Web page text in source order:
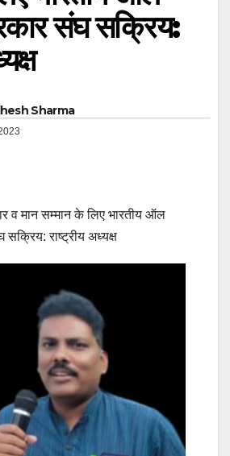
संघ सक्रिय:
Sharma
व मान सम्मान के लिए भारतीय ऑल
सक्रिय: राष्ट्रीय अध्यक्ष